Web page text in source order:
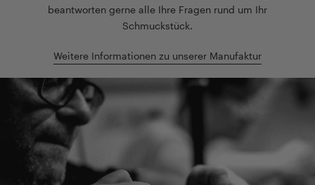
beantworten gerne alle Ihre Fragen rund um Ihr
Schmuckstück.
Weitere Informationen zu unserer Manufaktur